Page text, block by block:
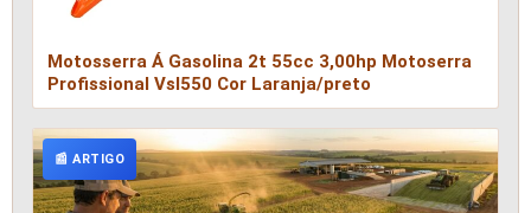
Motosserra Á Gasolina 2t 55cc 3,00hp Motoserra
Profissional Vsl550 Cor Laranja/preto
📰 ARTIGO